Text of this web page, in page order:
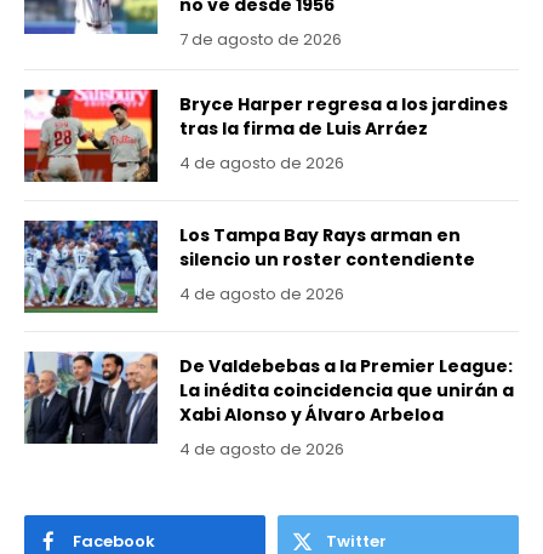
7 de agosto de 2026
Bryce Harper regresa a los jardines
tras la firma de Luis Arráez
4 de agosto de 2026
Los Tampa Bay Rays arman en
silencio un roster contendiente
4 de agosto de 2026
De Valdebebas a la Premier League:
La inédita coincidencia que unirán a
Xabi Alonso y Álvaro Arbeloa
4 de agosto de 2026
Facebook Twitter